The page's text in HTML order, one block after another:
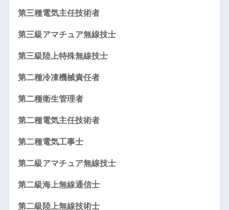
第三種電気主任技術者
第三級アマチュア無線技士
第三級陸上特殊無線技士
第二種冷凍機械責任者
第二種衛生管理者
第二種電気主任技術者
第二種電気工事士
第二級アマチュア無線技士
第二級海上無線通信士
第二級陸上無線技術士